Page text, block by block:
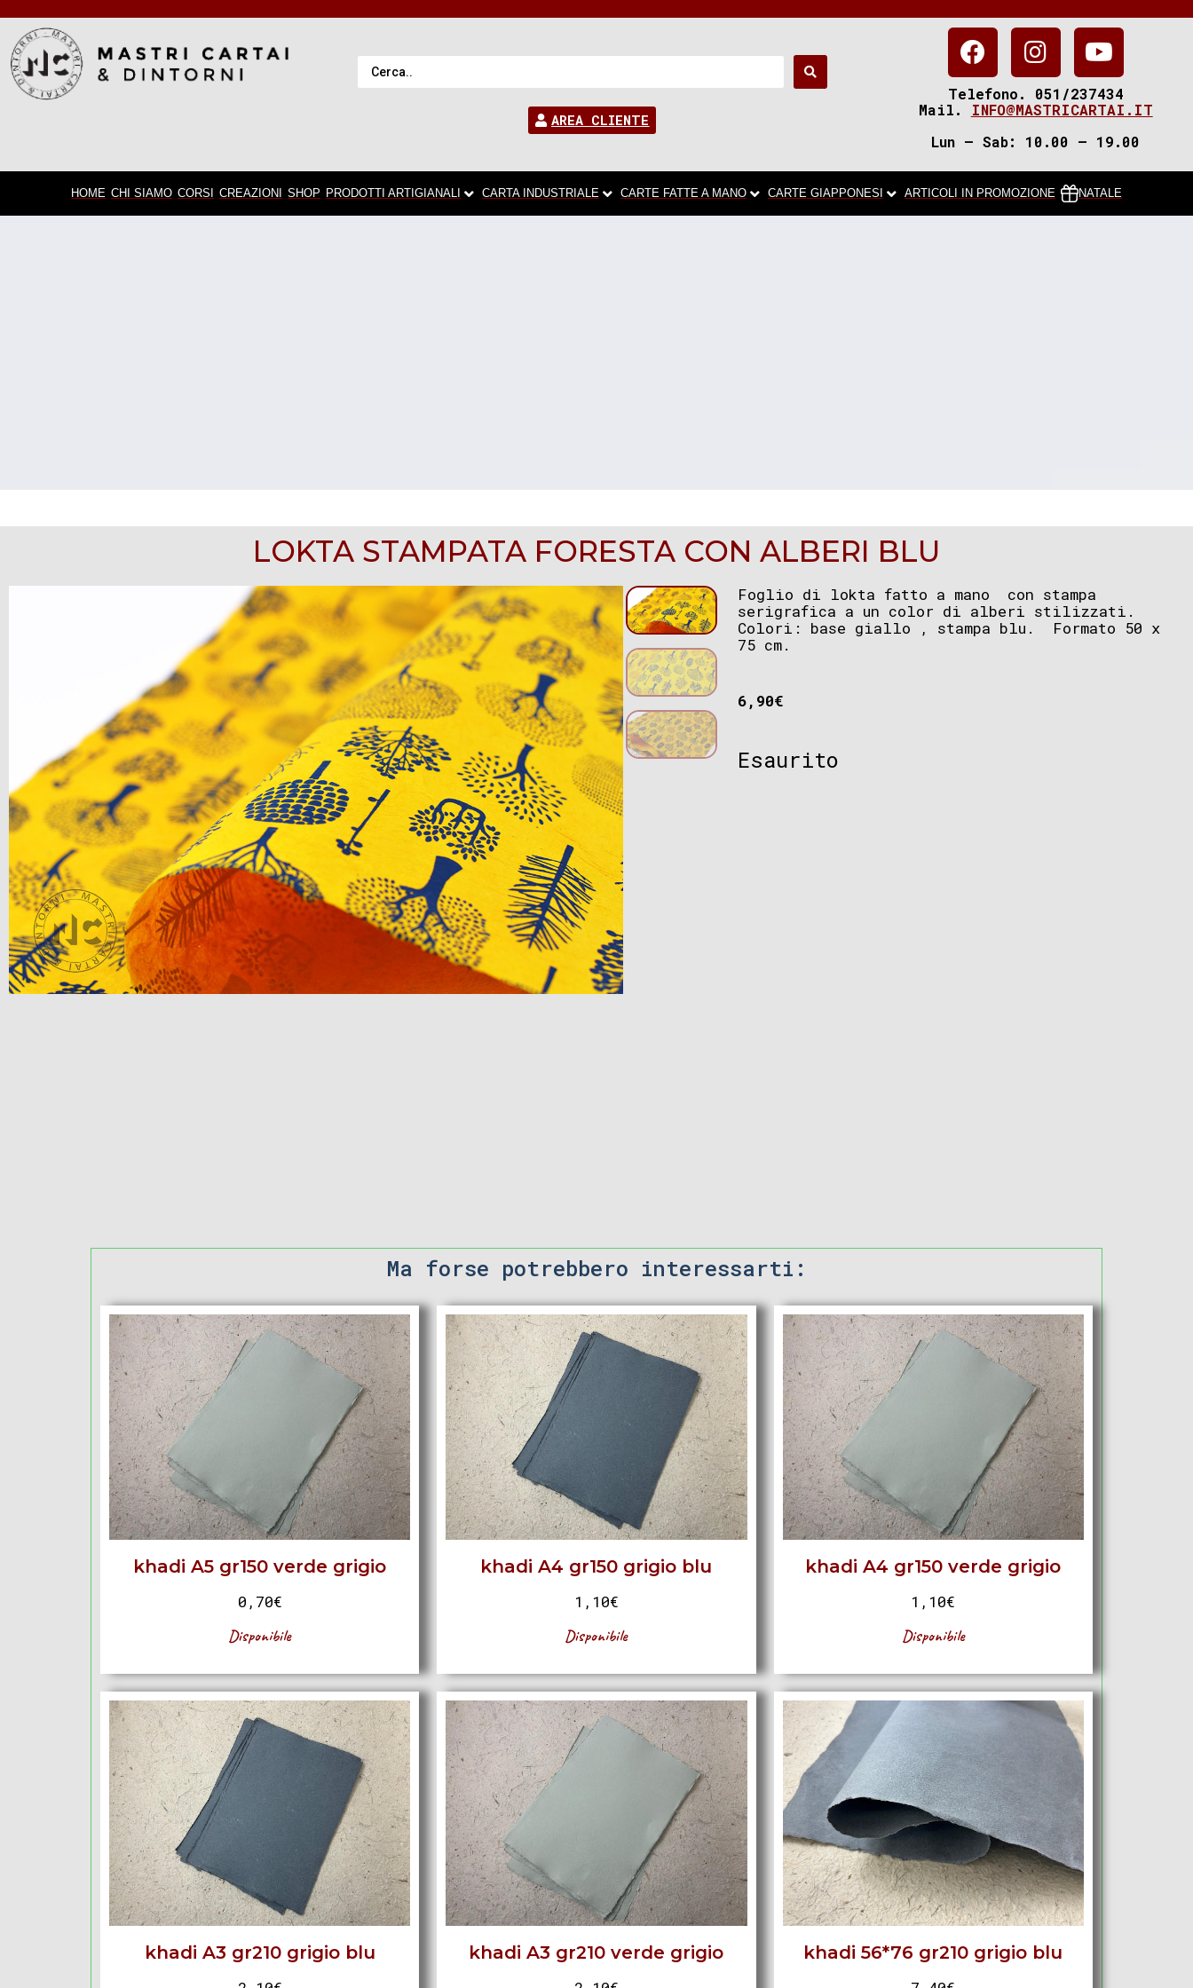
AREA CLIENTE
Telefono. 051/237434
Mail.
INFO@MASTRICARTAI.IT
Lun – Sab: 10.00 – 19.00
HOME CHI SIAMO CORSI CREAZIONI SHOP PRODOTTI ARTIGIANALI CARTA INDUSTRIALE CARTE FATTE A MANO CARTE GIAPPONESI ARTICOLI IN PROMOZIONE NATALE
LOKTA STAMPATA FORESTA CON ALBERI BLU
Foglio di lokta fatto a mano con stampa
serigrafica a un color di alberi stilizzati.
Colori: base giallo , stampa blu. Formato 50 x
75 cm.
6,90€
Esaurito
Ma forse potrebbero interessarti:
khadi A5 gr150 verde grigio
0,70€
Disponibile
khadi A4 gr150 grigio blu
1,10€
Disponibile
khadi A4 gr150 verde grigio
1,10€
Disponibile
khadi A3 gr210 grigio blu khadi A3 gr210 verde grigio khadi 56*76 gr210 grigio blu